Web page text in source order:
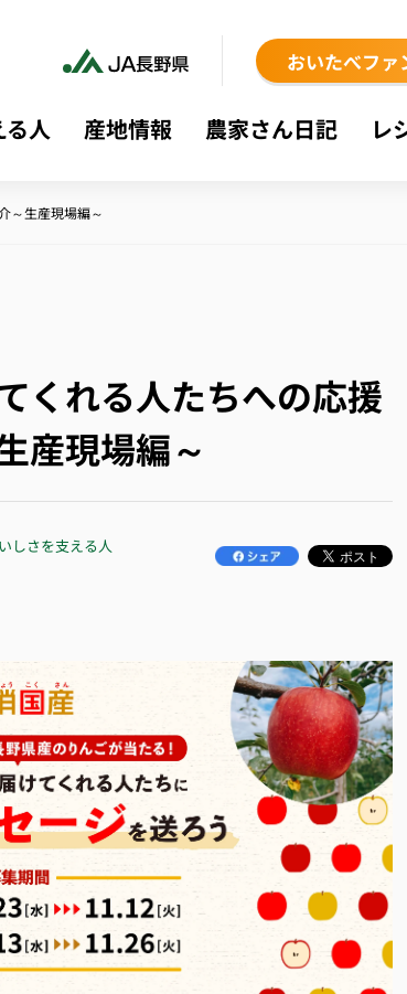
おいたべファ
る人 産地情報 農家さん日記 レ
～生産現場編～
くれる人たちへの応援
産現場編～
しさを支える人